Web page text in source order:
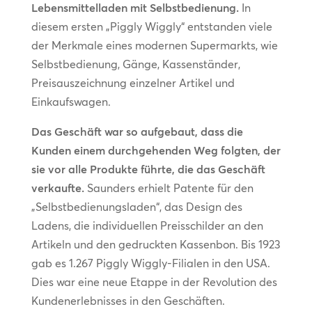
Lebensmittelladen mit Selbstbedienung.In
diesem ersten „Piggly Wiggly“ entstanden viele
der Merkmale eines modernen Supermarkts, wie
Selbstbedienung, Gänge, Kassenständer,
Preisauszeichnung einzelner Artikel und
Einkaufswagen.
Das Geschäft war so aufgebaut, dass die
Kunden einem durchgehenden Weg folgten, der
sie vor alle Produkte führte, die das Geschäft
verkaufte.Saunders erhielt Patente für den
„Selbstbedienungsladen“, das Design des
Ladens, die individuellen Preisschilder an den
Artikeln und den gedruckten Kassenbon. Bis 1923
gab es 1.267 Piggly Wiggly-Filialen in den USA.
Dies war eine neue Etappe in der Revolution des
Kundenerlebnisses in den Geschäften.